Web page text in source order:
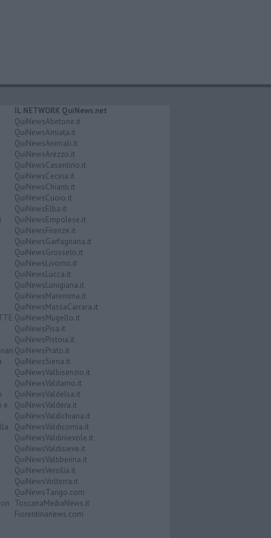
e
IL NETWORK QuiNews.net
QuiNewsAbetone.it
QuiNewsAmiata.it
QuiNewsAnimali.it
QuiNewsArezzo.it
QuiNewsCasentino.it
QuiNewsCecina.it
QuiNewsChianti.it
QuiNewsCuoio.it
QuiNewsElba.it
QuiNewsEmpolese.it
QuiNewsFirenze.it
QuiNewsGarfagnana.it
QuiNewsGrosseto.it
QuiNewsLivorno.it
QuiNewsLucca.it
QuiNewsLunigiana.it
QuiNewsMaremma.it
QuiNewsMassaCarrara.it
QuiNewsMugello.it
QuiNewsPisa.it
QuiNewsPistoia.it
QuiNewsPrato.it
QuiNewsSiena.it
QuiNewsValbisenzio.it
QuiNewsValdarno.it
QuiNewsValdelsa.it
QuiNewsValdera.it
QuiNewsValdichiana.it
QuiNewsValdicornia.it
QuiNewsValdinievole.it
QuiNewsValdisieve.it
QuiNewsValtiberina.it
QuiNewsVersilia.it
QuiNewsVolterra.it
QuiNewsTango.com
ToscanaMediaNews.it
Fiorentinanews.com